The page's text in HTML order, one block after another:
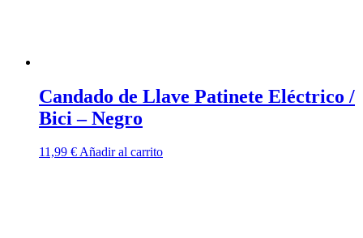
Candado de Llave Patinete Eléctrico /
Bici – Negro
11,99 €Añadir al carrito